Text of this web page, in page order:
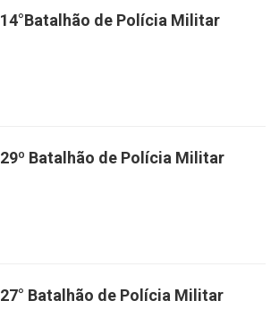
14°Batalhão de Polícia Militar
29º Batalhão de Polícia Militar
27° Batalhão de Polícia Militar